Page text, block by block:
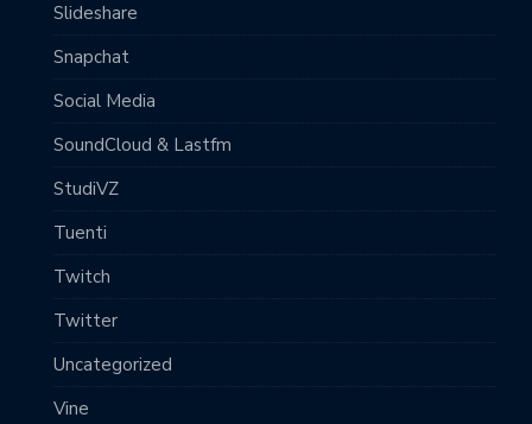
Slideshare
Snapchat
Social Media
SoundCloud & Lastfm
StudiVZ
Tuenti
Twitch
Twitter
Uncategorized
Vine